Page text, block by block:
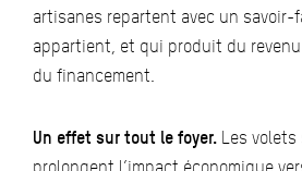
artisanes repartent avec un savoir-
appartient, et qui produit du
du financement.
Un effet sur tout le foyer. Les